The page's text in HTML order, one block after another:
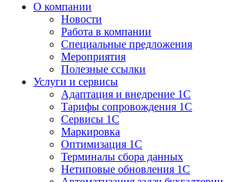
О компании
Новости
Работа в компании
Специальные предложения
Мероприятия
Полезные ссылки
Услуги и сервисы
Адаптация и внедрение 1С
Тарифы сопровождения 1С
Сервисы 1С
Маркировка
Оптимизация 1С
Терминалы сбора данных
Нетиповые обновления 1С